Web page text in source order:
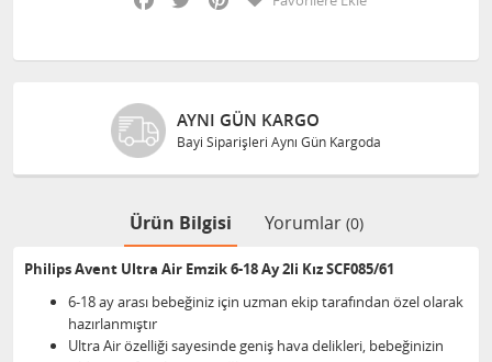
AYNI GÜN KARGO
Bayi Siparişleri Aynı Gün Kargoda
Ürün Bilgisi Yorumlar (0)
Philips Avent Ultra Air Emzik 6-18 Ay 2li Kız SCF085/61
6-18 ay arası bebeğiniz için uzman ekip tarafından özel olarak
hazırlanmıştır
Ultra Air özelliği sayesinde geniş hava delikleri, bebeğinizin